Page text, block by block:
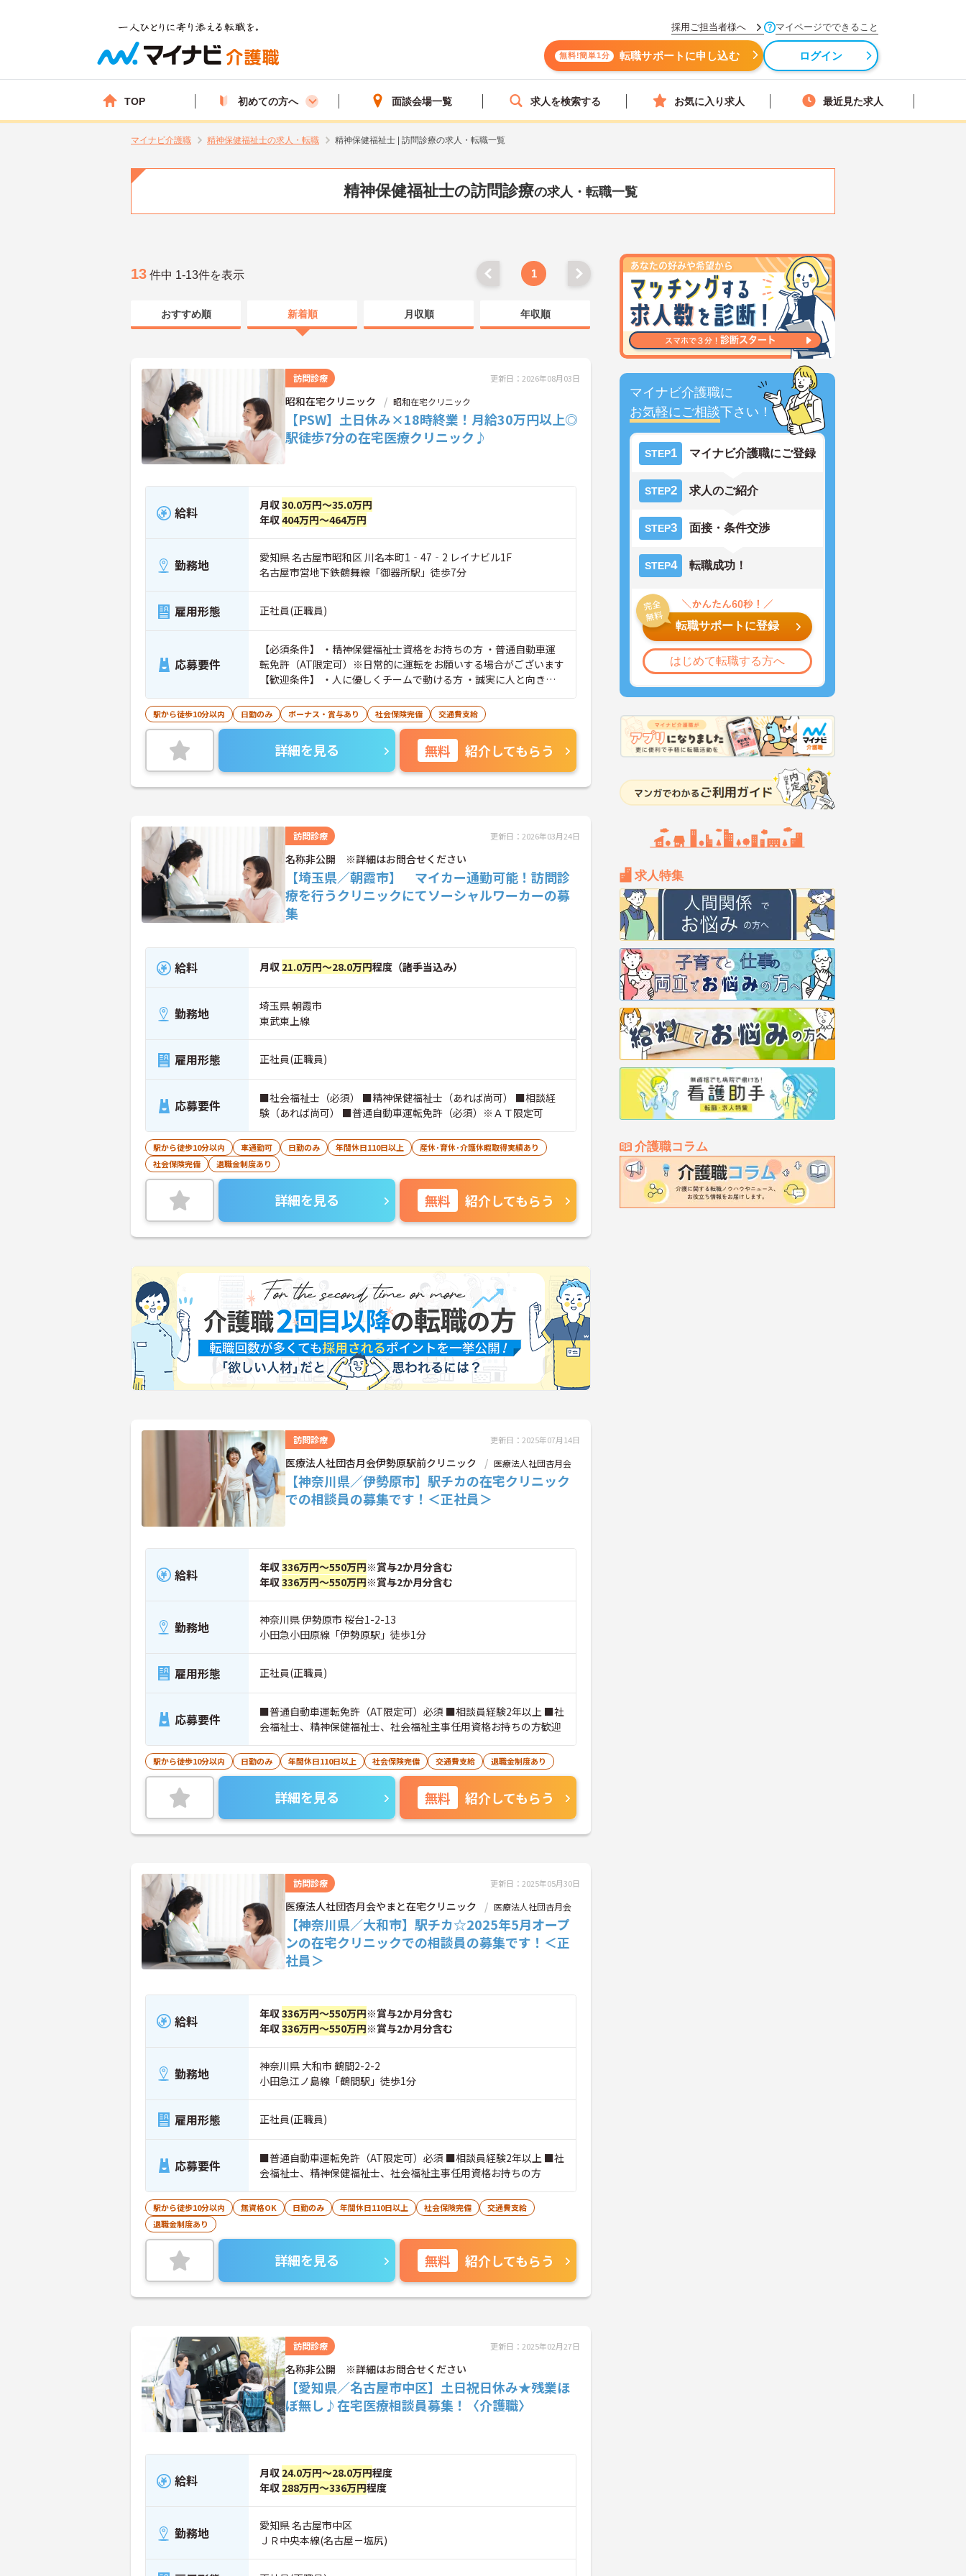
採用ご担当者様へ マイページでできること
無料!簡単1分 転職サポートに申し込む ログイン
TOP 初めての方へ 面談会場一覧 求人を検索する お気に入り求人 最近見た求人
マイナビ介護職 精神保健福祉士の求人・転職 精神保健福祉士 | 訪問診療の求人・転職一覧
精神保健福祉士の訪問診療の求人・転職一覧
マイナビ介護職に
お気軽にご相談下さい！
STEP1 マイナビ介護職にご登録
STEP2 求人のご紹介
STEP3 面接・条件交渉
STEP4 転職成功！
転職サポートに登録
はじめて転職する方へ
求人特集
介護職コラム
13 件中 1-13件を表示 1
おすすめ順 新着順 月収順 年収順
訪問診療 更新日：2026年08月03日
昭和在宅クリニック 昭和在宅クリニック
【PSW】土日休み×18時終業！月給30万円以上◎
駅徒歩7分の在宅医療クリニック♪
給料 月収30.0万円～35.0万円
年収404万円～464万円
勤務地
愛知県 名古屋市昭和区 川名本町1‐47‐2 レイナビル1F
名古屋市営地下鉄鶴舞線「御器所駅」徒歩7分
雇用形態 正社員(正職員)
応募要件
【必須条件】 ・精神保健福祉士資格をお持ちの方 ・普通自動車運
転免許（AT限定可）※日常的に運転をお願いする場合がございます
【歓迎条件】 ・人に優しくチームで動ける方 ・誠実に人と向き合
える方 ・人と接するのが好きな方 ・状況に応じて柔軟に対応でき
る方 ・患者さまやご家族、関係機関とコミュニケーションが取れる
方 ・タブレットなどのデジタルツールを使用できる方 ・精神科病
院／クリニック／相談支援事業所／地域移行支援／相談支援／アウ
トリーチなどで3年以上の実務経験がある方
駅から徒歩10分以内 日勤のみ ボーナス・賞与あり 社会保険完備 交通費支給
詳細を見る 無料 紹介してもらう
訪問診療 更新日：2026年03月24日
名称非公開 ※詳細はお問合せください
【埼玉県／朝霞市】 マイカー通勤可能！訪問診
療を行うクリニックにてソーシャルワーカーの募
集
給料 月収 21.0万円～28.0万円程度（諸手当込み）
勤務地
埼玉県 朝霞市
東武東上線
雇用形態 正社員(正職員)
応募要件
■社会福祉士（必須） ■精神保健福祉士（あれば尚可） ■相談経
験（あれば尚可） ■普通自動車運転免許（必須）※ＡＴ限定可
駅から徒歩10分以内 車通勤可 日勤のみ 年間休日110日以上
産休･育休･介護休暇取得実績あり
社会保険完備
退職金制度あり
詳細を見る 無料 紹介してもらう
訪問診療 更新日：2025年07月14日
医療法人社団杏月会伊勢原駅前クリニック 医療法人社団杏月会
【神奈川県／伊勢原市】駅チカの在宅クリニック
での相談員の募集です！＜正社員＞
給料 年収336万円～550万円※賞与2か月分含む
年収336万円～550万円※賞与2か月分含む
勤務地
神奈川県 伊勢原市 桜台1-2-13
小田急小田原線「伊勢原駅」徒歩1分
雇用形態 正社員(正職員)
応募要件
■普通自動車運転免許（AT限定可）必須 ■相談員経験2年以上 ■社
会福祉士、精神保健福祉士、社会福祉主事任用資格お持ちの方歓迎
駅から徒歩10分以内 日勤のみ 年間休日110日以上 社会保険完備 交通費支給 退職金制度あり
詳細を見る 無料 紹介してもらう
訪問診療 更新日：2025年05月30日
医療法人社団杏月会やまと在宅クリニック 医療法人社団杏月会
【神奈川県／大和市】駅チカ☆2025年5月オープ
ンの在宅クリニックでの相談員の募集です！＜正
社員＞
給料 年収336万円～550万円※賞与2か月分含む
年収336万円～550万円※賞与2か月分含む
勤務地
神奈川県 大和市 鶴間2-2-2
小田急江ノ島線「鶴間駅」徒歩1分
雇用形態 正社員(正職員)
応募要件
■普通自動車運転免許（AT限定可）必須 ■相談員経験2年以上 ■社
会福祉士、精神保健福祉士、社会福祉主事任用資格お持ちの方
駅から徒歩10分以内 無資格OK 日勤のみ 年間休日110日以上 社会保険完備
交通費支給
退職金制度あり
詳細を見る 無料 紹介してもらう
訪問診療 更新日：2025年02月27日
名称非公開 ※詳細はお問合せください
【愛知県／名古屋市中区】土日祝日休み★残業ほ
ぼ無し♪在宅医療相談員募集！〈介護職〉
給料 月収 24.0万円～28.0万円程度
年収 288万円～336万円程度
勤務地
愛知県 名古屋市中区
ＪＲ中央本線(名古屋－塩尻)